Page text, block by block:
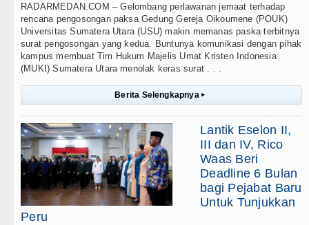
RADARMEDAN.COM – Gelombang perlawanan jemaat terhadap
rencana pengosongan paksa Gedung Gereja Oikoumene (POUK)
Universitas Sumatera Utara (USU) makin memanas paska terbitnya
surat pengosongan yang kedua. Buntunya komunikasi dengan pihak
kampus membuat Tim Hukum Majelis Umat Kristen Indonesia
(MUKI) Sumatera Utara menolak keras surat . . .
Berita Selengkapnya ▸
Lantik Eselon II,
III dan IV, Rico
Waas Beri
Deadline 6 Bulan
bagi Pejabat Baru
Untuk Tunjukkan
Peru